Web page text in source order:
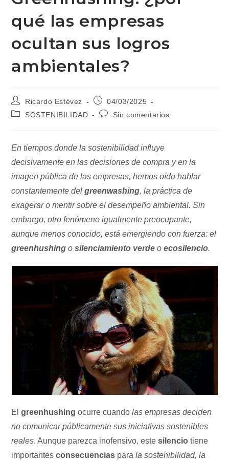
qué las empresas
ocultan sus logros
ambientales?
Autor
de
la
Ricardo Estévez
Publicación
de
04/03/2025
Categoría
SOSTENIBILIDAD
Comentarios
Sin comentarios
En tiempos donde la sostenibilidad influye
decisivamente en las decisiones de compra y en la
imagen pública de las empresas, hemos oído hablar
constantemente delgreenwashing, la práctica de
exagerar o mentir sobre el desempeño ambiental. Sin
embargo, otro fenómeno igualmente preocupante,
aunque menos conocido, está emergiendo con fuerza: el
greenhushing osilenciamiento verde oecosilencio.
Elgreenhushing ocurre cuandolas empresas deciden
no comunicar públicamente sus iniciativas sostenibles
reales. Aunque parezca inofensivo, estesilencio tiene
importantesconsecuencias para la sostenibilidad, la